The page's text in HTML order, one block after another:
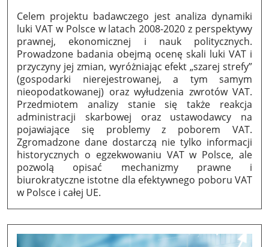
Celem projektu badawczego jest analiza dynamiki
luki VAT w Polsce w latach 2008-2020 z perspektywy
prawnej, ekonomicznej i nauk politycznych.
Prowadzone badania obejmą ocenę skali luki VAT i
przyczyny jej zmian, wyróżniając efekt „szarej strefy”
(gospodarki nierejestrowanej, a tym samym
nieopodatkowanej) oraz wyłudzenia zwrotów VAT.
Przedmiotem analizy stanie się także reakcja
administracji skarbowej oraz ustawodawcy na
pojawiające się problemy z poborem VAT.
Zgromadzone dane dostarczą nie tylko informacji
historycznych o egzekwowaniu VAT w Polsce, ale
pozwolą opisać mechanizmy prawne i
biurokratyczne istotne dla efektywnego poboru VAT
w Polsce i całej UE.